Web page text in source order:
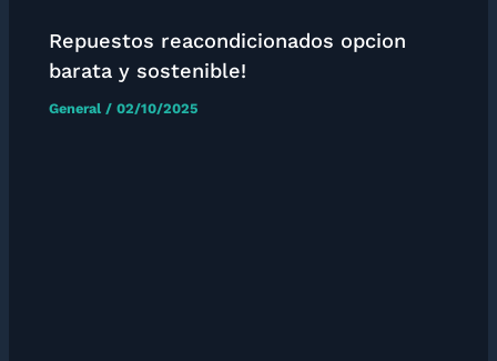
Repuestos reacondicionados opcion
barata y sostenible!
General /02/10/2025